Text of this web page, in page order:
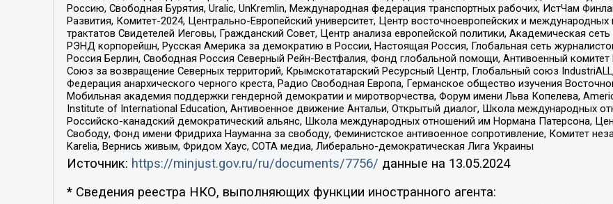
Россию, Свободная Бурятия, Uralic, UnKremlin, Международная федерация транспортных рабочих, ИстЧам
Развития, Комитет-2024, Центрально-Европейский университет, Центр восточноевропейских и
трактатов Свидетелей Иеговы, Гражданский Совет, Центр анализа европейской политики, Академическая
РЭНД корпорейшн, Русская Америка за демократию в России, Настоящая Россия, Глобальная сеть
Россия Берлин, Свободная Россия Северный Рейн-Вестфалия, Фонд глобальной помощи, Антивоенный комитет
Союз за возвращение Северных территорий, Крымскотатарский Ресурсный Центр, Глобальный союз
Федерация анархического черного креста, Радио Свободная Европа, Германское общество изучения
Мобильная академия поддержки гендерной демократии и миротворчества, Форум имени Льва Копелева,
Institute of International Education, Антивоенное движение Антальи, Открытый диалог, Школа международных
Российско-канадский демократический альянс, Школа международных отношений им Нормана Патерсона,
Свободу, Фонд имени Фридриха Науманна за свободу, Феминистское антивоенное сопротивление, Комитет
Karelia, Вернись живым, Фридом Хаус, СОТА медиа, Либерально-демократическая Лига Украины
Источник: https://minjust.gov.ru/ru/documents/7756/ данные на 13.05.2024
* Сведения реестра НКО, выполняющих функции иностранного агента: